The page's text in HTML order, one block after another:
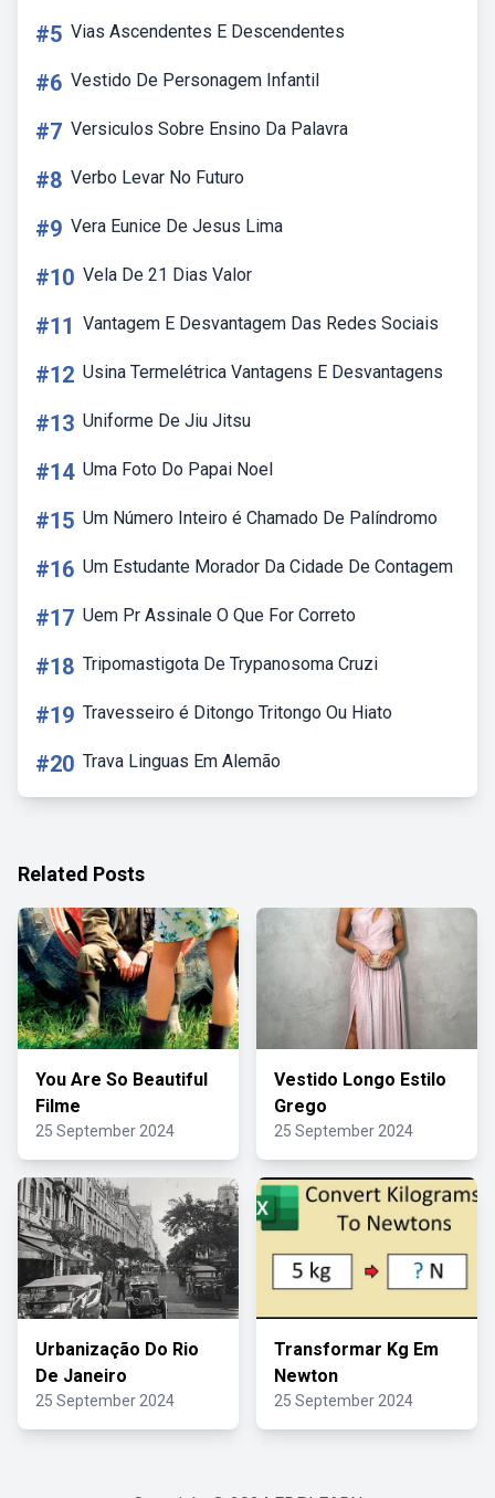
#5 Vias Ascendentes E Descendentes
#6 Vestido De Personagem Infantil
#7 Versiculos Sobre Ensino Da Palavra
#8 Verbo Levar No Futuro
#9 Vera Eunice De Jesus Lima
#10 Vela De 21 Dias Valor
#11 Vantagem E Desvantagem Das Redes Sociais
#12 Usina Termelétrica Vantagens E Desvantagens
#13 Uniforme De Jiu Jitsu
#14 Uma Foto Do Papai Noel
#15 Um Número Inteiro é Chamado De Palíndromo
#16 Um Estudante Morador Da Cidade De Contagem
#17 Uem Pr Assinale O Que For Correto
#18 Tripomastigota De Trypanosoma Cruzi
#19 Travesseiro é Ditongo Tritongo Ou Hiato
#20 Trava Linguas Em Alemão
Related Posts
You Are So Beautiful
Filme
25 September 2024
Vestido Longo Estilo
Grego
25 September 2024
Urbanização Do Rio
De Janeiro
25 September 2024
Transformar Kg Em
Newton
25 September 2024